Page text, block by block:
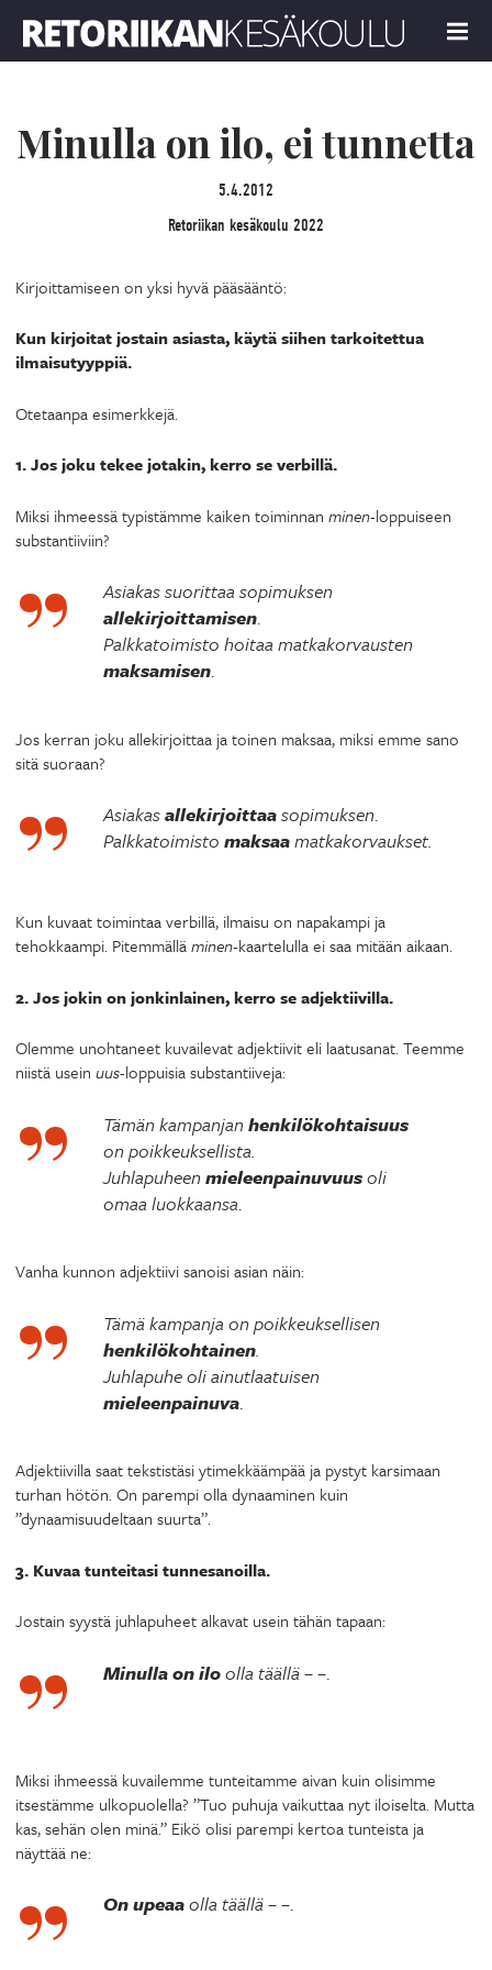
MENU
Minulla on ilo, ei tunnetta
5.4.2012
Retoriikan kesäkoulu 2022
Kirjoittamiseen on yksi hyvä pääsääntö:
Kun kirjoitat jostain asiasta, käytä siihen tarkoitettua
ilmaisutyyppiä.
Otetaanpa esimerkkejä.
1. Jos joku tekee jotakin, kerro se verbillä.
Miksi ihmeessä typistämme kaiken toiminnan minen-loppuiseen
substantiiviin?
Asiakas suorittaa sopimuksen
allekirjoittamisen.
Palkkatoimisto hoitaa matkakorvausten
maksamisen.
Jos kerran joku allekirjoittaa ja toinen maksaa, miksi emme sano
sitä suoraan?
Asiakasallekirjoittaasopimuksen.
Palkkatoimisto maksaamatkakorvaukset.
Kun kuvaat toimintaa verbillä, ilmaisu on napakampi ja
tehokkaampi. Pitemmälläminen-kaartelulla ei saa mitään aikaan.
2. Jos jokin on jonkinlainen, kerro se adjektiivilla.
Olemme unohtaneet kuvailevat adjektiivit eli laatusanat. Teemme
niistä usein uus-loppuisia substantiiveja:
Tämän kampanjanhenkilökohtaisuus
on poikkeuksellista.
Juhlapuheenmieleenpainuvuusoli
omaa luokkaansa.
Vanha kunnon adjektiivi sanoisi asian näin:
Tämä kampanja on poikkeuksellisen
henkilökohtainen.
Juhlapuhe oli ainutlaatuisen
mieleenpainuva.
Adjektiivilla saat tekstistäsi ytimekkäämpää ja pystyt karsimaan
turhan hötön. On parempi olla dynaaminen kuin
”dynaamisuudeltaan suurta”.
3. Kuvaa tunteitasi tunnesanoilla.
Jostain syystä juhlapuheet alkavat usein tähän tapaan:
Minulla on iloolla täällä – –.
Miksi ihmeessä kuvailemme tunteitamme aivan kuin olisimme
itsestämme ulkopuolella? ”Tuo puhuja vaikuttaa nyt iloiselta. Mutta
kas, sehän olen minä.” Eikö olisi parempi kertoa tunteista ja
näyttää ne:
On upeaaolla täällä – –.